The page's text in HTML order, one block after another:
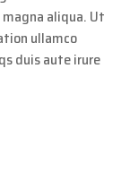
aliqua. Ut
ullamco
duis aute irure